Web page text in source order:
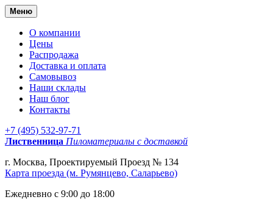
Меню
О компании
Цены
Распродажа
Доставка и оплата
Самовывоз
Наши склады
Наш блог
Контакты
+7 (495) 532-97-71
Лиственница Пиломатериалы с доставкой
г. Москва, Проектируемый Проезд № 134
Карта проезда (м. Румянцево, Саларьево)
Ежедневно с 9:00 до 18:00